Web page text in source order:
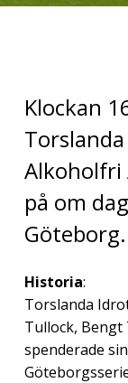
Klockan
Alkoholfri
på om
Göteborg.
Historia:
Torslanda
Tullock, Bengt
spenderade